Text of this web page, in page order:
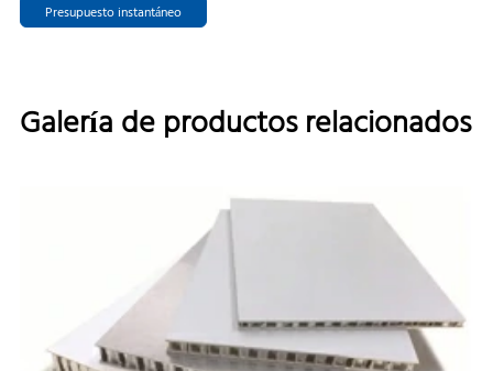
Presupuesto instantáneo
Galería de productos relacionados